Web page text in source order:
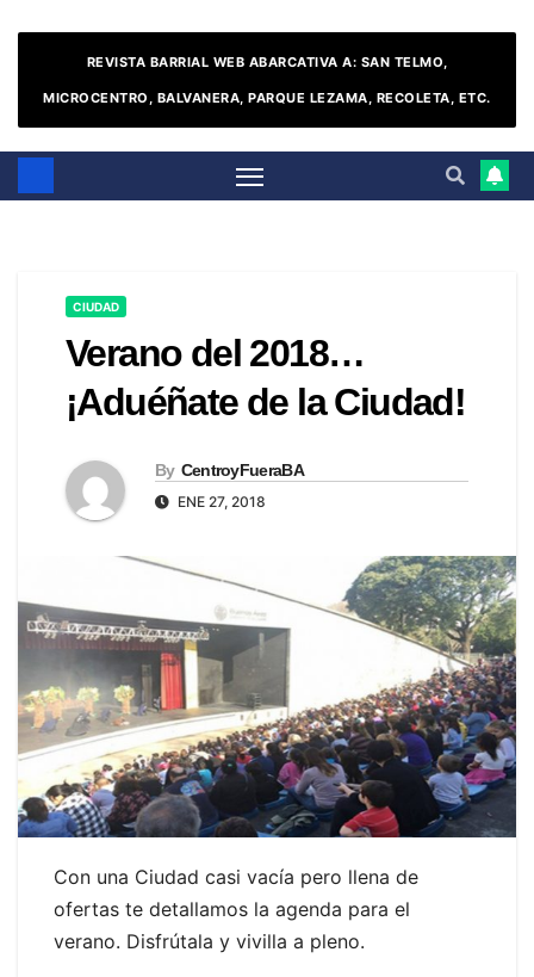
REVISTA BARRIAL WEB ABARCATIVA A: SAN TELMO,
MICROCENTRO, BALVANERA, PARQUE LEZAMA, RECOLETA, ETC.
CIUDAD
Verano del 2018…
¡Aduéñate de la Ciudad!
By CentroyFueraBA
ENE 27, 2018
Con una Ciudad casi vacía pero llena de
ofertas te detallamos la agenda para el
verano. Disfrútala y vivilla a pleno.